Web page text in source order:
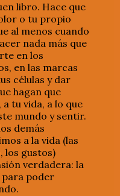
libro. Hace que
o tu propio
al menos cuando
nada más que
en los
en las marcas
células y dar
hagan que
tu vida, a lo que
mundo y sentir.
demás
a la vida (las
los gustos)
verdadera: la
para poder